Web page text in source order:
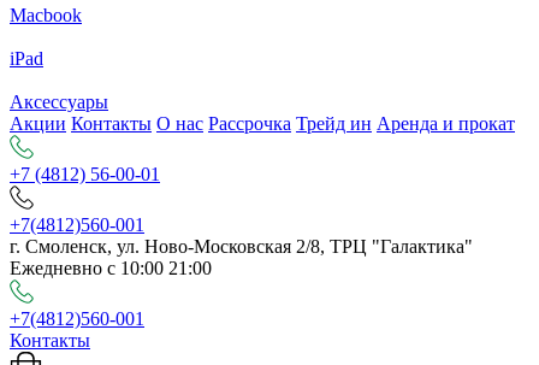
Macbook
iPad
Аксессуары
Акции Контакты О нас Рассрочка Трейд ин Аренда и прокат
+7 (4812) 56-00-01
+7(4812)560-001
г. Смоленск, ул. Ново-Московская 2/8, ТРЦ "Галактика"
Ежедневно с 10:00 21:00
+7(4812)560-001
Контакты